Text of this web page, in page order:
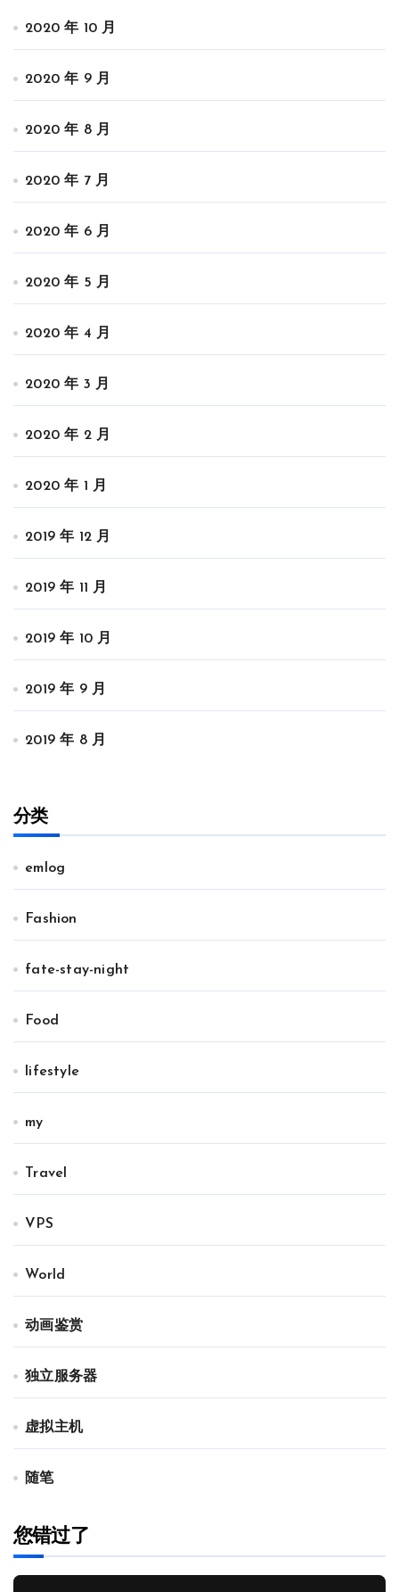
2020 年 10 月
2020 年 9 月
2020 年 8 月
2020 年 7 月
2020 年 6 月
2020 年 5 月
2020 年 4 月
2020 年 3 月
2020 年 2 月
2020 年 1 月
2019 年 12 月
2019 年 11 月
2019 年 10 月
2019 年 9 月
2019 年 8 月
分类
emlog
Fashion
fate-stay-night
Food
lifestyle
my
Travel
VPS
World
动画鉴赏
独立服务器
虚拟主机
随笔
您错过了